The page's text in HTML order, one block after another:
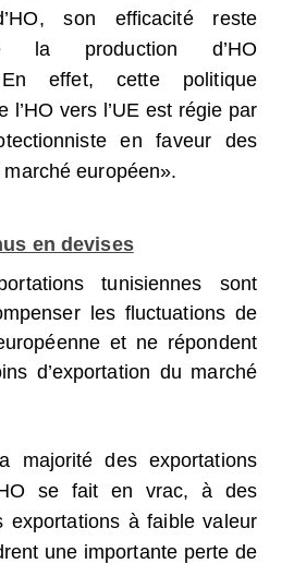
son efficacité reste
la production d’HO
En effet, cette politique
l’HO vers l’UE est régie par
en faveur des
européen».
en devises
tunisiennes sont
les fluctuations de
et ne répondent
d’exportation du marché
majorité des exportations
se fait en vrac, à des
exportations à faible valeur
une importante perte de